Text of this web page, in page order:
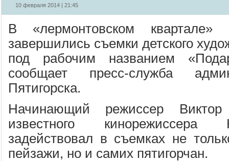
10 февраля 2014 | 21:45
В «лермонтовском квартале»
завершились съемки детского
под рабочим названием
сообщает пресс-служба
Пятигорска.
Начинающий режиссер Виктор
известного
задействовал в съемках не
пейзажи, но и самих пятигорчан.